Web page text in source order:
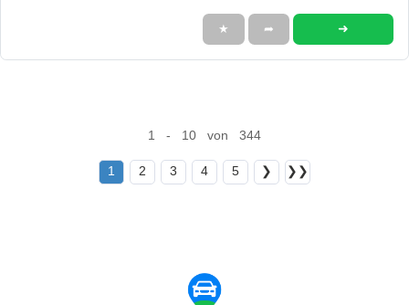
★ ➦ ➜
1 - 10 von 344
1 2 3 4 5 ❯ ❯❯